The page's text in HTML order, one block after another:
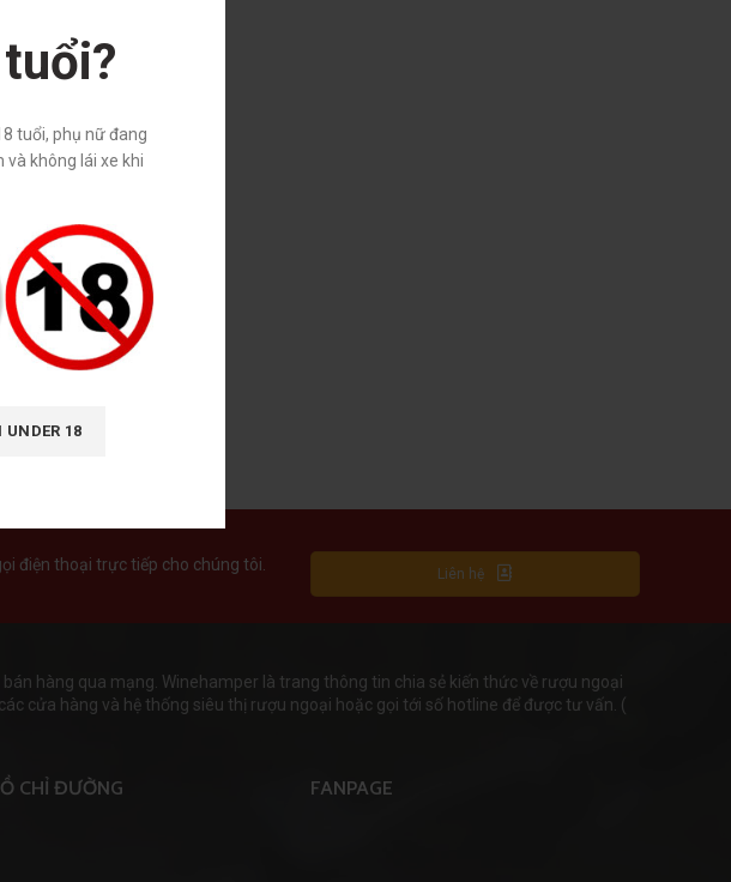
tuổi, phụ nữ đang
không lái xe khi
UNDER 18
điện thoại trực tiếp cho chúng tôi. Liên hệ
hàng qua mạng. Winehamper là trang thông tin chia sẻ kiến thức về rượu ngoại
cửa hàng và hệ thống siêu thị rượu ngoại hoặc gọi tới số hotline để được tư vấn. (
CHỈ ĐƯỜNG FANPAGE